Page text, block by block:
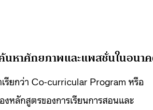
นหาศักยภาพและแพสชั่นในอนา
รียกว่า Co-curricular Program หรือ
หลักสูตรของการเรียนการสอนและ